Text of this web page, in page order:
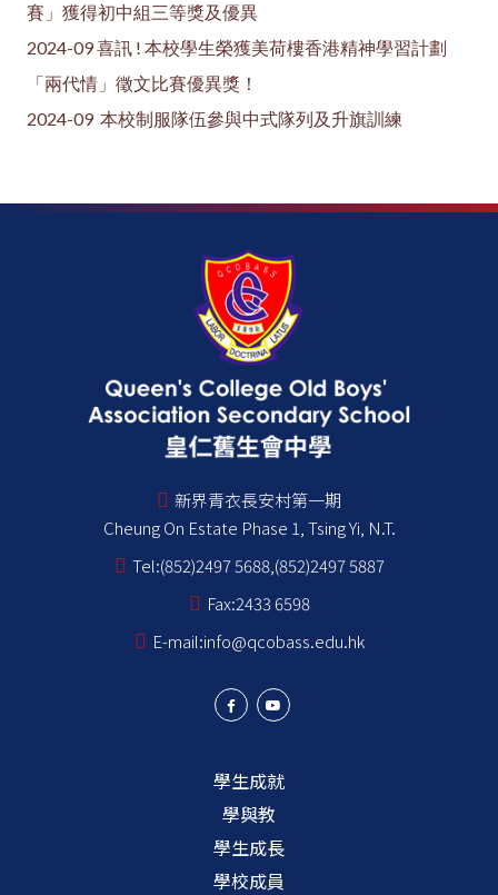
賽」獲得初中組三等獎及優異
2024-09 喜訊 ! 本校學生榮獲美荷樓香港精神學習計劃
「兩代情」徵文比賽優異獎！
2024-09 本校制服隊伍參與中式隊列及升旗訓練
新界青衣長安村第一期
Cheung On Estate Phase 1, Tsing Yi, N.T.
Tel:(852)2497 5688,(852)2497 5887
Fax:2433 6598
E-mail:info@qcobass.edu.hk
學生成就
學與教
學生成長
學校成員